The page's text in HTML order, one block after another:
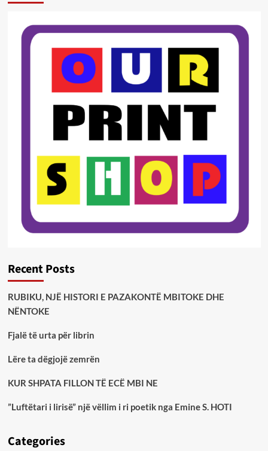
Recent Posts
RUBIKU, NJË HISTORI E PAZAKONTË MBITOKE DHE
NËNTOKE
Fjalë të urta për librin
Lëre ta dëgjojë zemrën
KUR SHPATA FILLON TË ECË MBI NE
”Luftëtari i lirisë” një vëllim i ri poetik nga Emine S. HOTI
Categories